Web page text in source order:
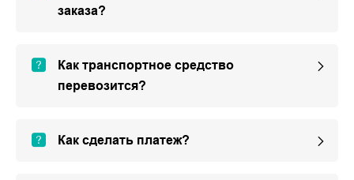
заказа?
Как транспортное средство
перевозится?
Как сделать платеж?